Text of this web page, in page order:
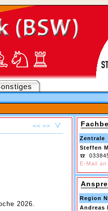
<< >>
2026.
Zentrale
Steffen
E-Mail an
Region
Andreas